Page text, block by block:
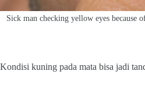
Sick man checking yellow eyes
Kondisi kuning pada mata bisa jadi